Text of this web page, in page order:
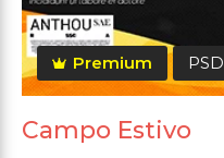
Premium PSD
Campo Estivo